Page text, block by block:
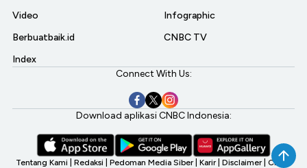
Video
Berbuatbaik.id
Index
Infographic
CNBC TV
Connect With Us:
Download aplikasi CNBC Indonesia:
Tentang Kami Redaksi Pedoman Media Siber Karir Disclaimer CNBC